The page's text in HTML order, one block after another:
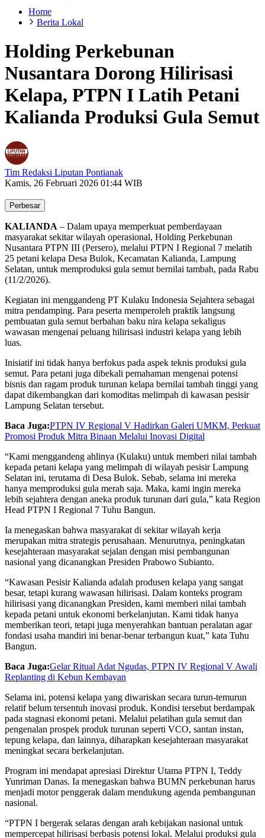
Home
Berita Lokal
Holding Perkebunan
Nusantara Dorong Hilirisasi
Kelapa, PTPN I Latih Petani
Kalianda Produksi Gula Semut
Tim Redaksi Liputan Pontianak
Kamis, 26 Februari 2026 01:44 WIB
Perbesar
KALIANDA – Dalam upaya memperkuat pemberdayaan
masyarakat sekitar wilayah operasional, Holding Perkebunan
Nusantara PTPN III (Persero), melalui PTPN I Regional 7 melatih
25 petani kelapa Desa Bulok, Kecamatan Kalianda, Lampung
Selatan, untuk memproduksi gula semut bernilai tambah, pada Rabu
(11/2/2026).
Kegiatan ini menggandeng PT Kulaku Indonesia Sejahtera sebagai
mitra pendamping. Para peserta memperoleh praktik langsung
pembuatan gula semut berbahan baku nira kelapa sekaligus
wawasan mengenai peluang hilirisasi industri kelapa yang lebih
luas.
Inisiatif ini tidak hanya berfokus pada aspek teknis produksi gula
semut. Para petani juga dibekali pemahaman mengenai potensi
bisnis dan ragam produk turunan kelapa bernilai tambah tinggi yang
dapat dikembangkan dari komoditas melimpah di kawasan pesisir
Lampung Selatan tersebut.
Baca Juga:PTPN IV Regional V Hadirkan Galeri UMKM, Perkuat
Promosi Produk Mitra Binaan Melalui Inovasi Digital
“Kami menggandeng ahlinya (Kulaku) untuk memberi nilai tambah
kepada petani kelapa yang melimpah di wilayah pesisir Lampung
Selatan ini, terutama di Desa Bulok. Sebab, selama ini mereka
hanya memproduksi gula merah saja. Maka, kami ingin mereka
lebih sejahtera dengan aneka produk turunan dari gula,” kata Region
Head PTPN I Regional 7 Tuhu Bangun.
Ia menegaskan bahwa masyarakat di sekitar wilayah kerja
merupakan mitra strategis perusahaan. Menurutnya, peningkatan
kesejahteraan masyarakat sejalan dengan misi pembangunan
nasional yang dicanangkan Presiden Prabowo Subianto.
“Kawasan Pesisir Kalianda adalah produsen kelapa yang sangat
besar, tetapi kurang wawasan hilirisasi. Dalam konteks program
hilirisasi yang dicanangkan Presiden, kami memberi nilai tambah
kepada petani untuk ekonomi berkelanjutan. Kami tidak hanya
memberikan teori, tetapi juga menyerahkan bantuan peralatan agar
fondasi usaha mandiri ini benar-benar terbangun kuat,” kata Tuhu
Bangun.
Baca Juga:Gelar Ritual Adat Ngudas, PTPN IV Regional V Awali
Replanting di Kebun Kembayan
Selama ini, potensi kelapa yang diwariskan secara turun-temurun
relatif belum tersentuh inovasi produk. Kondisi tersebut berdampak
pada stagnasi ekonomi petani. Melalui pelatihan gula semut dan
pengenalan prospek produk turunan seperti VCO, santan instan,
tepung kelapa, dan lainnya, diharapkan kesejahteraan masyarakat
meningkat secara berkelanjutan.
Program ini mendapat apresiasi Direktur Utama PTPN I, Teddy
Yunriman Danas. Ia menegaskan bahwa BUMN perkebunan harus
menjadi motor penggerak dalam mendukung agenda pembangunan
nasional.
“PTPN I bergerak selaras dengan arah kebijakan nasional untuk
mempercepat hilirisasi berbasis potensi lokal. Melalui produksi gula